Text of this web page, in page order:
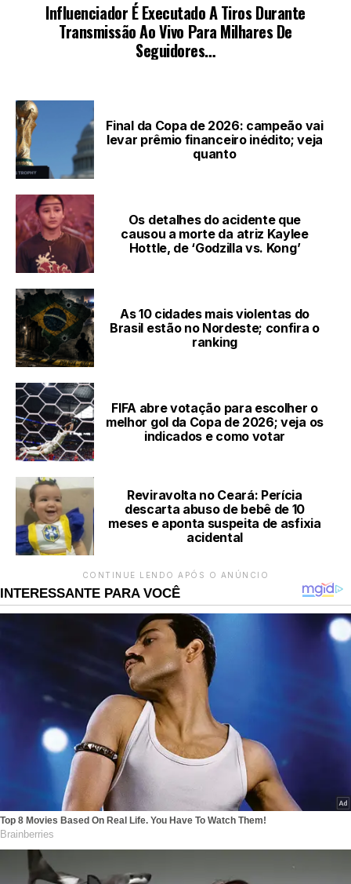
Final da Copa de 2026: campeão vai
levar prêmio financeiro inédito; veja
quanto
Os detalhes do acidente que
causou a morte da atriz Kaylee
Hottle, de ‘Godzilla vs. Kong’
As 10 cidades mais violentas do
Brasil estão no Nordeste; confira o
ranking
FIFA abre votação para escolher o
melhor gol da Copa de 2026; veja os
indicados e como votar
Reviravolta no Ceará: Perícia
descarta abuso de bebê de 10
meses e aponta suspeita de asfixia
acidental
CONTINUE LENDO APÓS O ANÚNCIO
INTERESSANTE PARA VOCÊ
Top 8 Movies Based On Real Life. You Have To Watch Them!
Brainberries